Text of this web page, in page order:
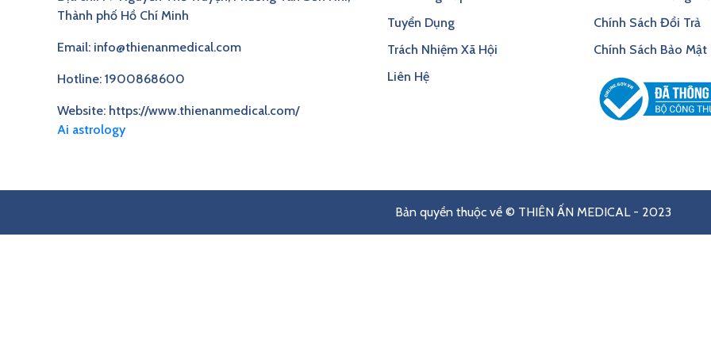
Thành phố Hồ Chí Minh
Email: info@thienanmedical.com
Hotline: 1900868600
Website: https://www.thienanmedical.com/
Ai astrology
Tuyển Dụng
Trách Nhiệm Xã Hội
Liên Hệ
Chính Sách Đổi Trả
Chính Sách Bảo Mật
Bản quyền thuộc về © THIÊN ẤN MEDICAL - 2023